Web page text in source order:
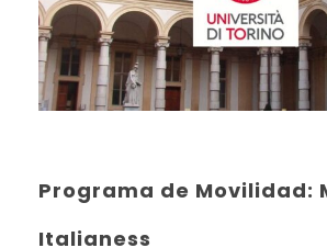
Programa de Movilidad:
Italianess